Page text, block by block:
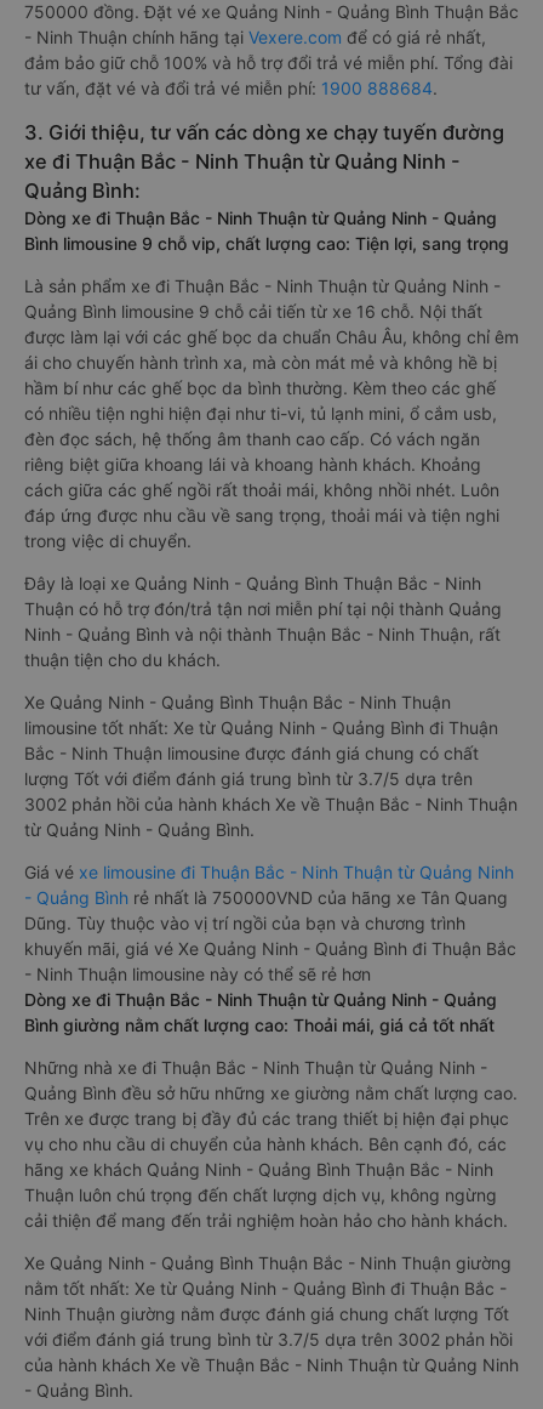
750000 đồng. Đặt vé xe Quảng Ninh - Quảng Bình Thuận Bắc
- Ninh Thuận chính hãng tại Vexere.com để có giá rẻ nhất,
đảm bảo giữ chỗ 100% và hỗ trợ đổi trả vé miễn phí. Tổng đài
tư vấn, đặt vé và đổi trả vé miễn phí: 1900 888684.
3. Giới thiệu, tư vấn các dòng xe chạy tuyến đường
xe đi Thuận Bắc - Ninh Thuận từ Quảng Ninh -
Quảng Bình:
Dòng xe đi Thuận Bắc - Ninh Thuận từ Quảng Ninh - Quảng
Bình limousine 9 chỗ vip, chất lượng cao: Tiện lợi, sang trọng
Là sản phẩm xe đi Thuận Bắc - Ninh Thuận từ Quảng Ninh -
Quảng Bình limousine 9 chỗ cải tiến từ xe 16 chỗ. Nội thất
được làm lại với các ghế bọc da chuẩn Châu Âu, không chỉ êm
ái cho chuyến hành trình xa, mà còn mát mẻ và không hề bị
hầm bí như các ghế bọc da bình thường. Kèm theo các ghế
có nhiều tiện nghi hiện đại như ti-vi, tủ lạnh mini, ổ cắm usb,
đèn đọc sách, hệ thống âm thanh cao cấp. Có vách ngăn
riêng biệt giữa khoang lái và khoang hành khách. Khoảng
cách giữa các ghế ngồi rất thoải mái, không nhồi nhét. Luôn
đáp ứng được nhu cầu về sang trọng, thoải mái và tiện nghi
trong việc di chuyển.
Đây là loại xe Quảng Ninh - Quảng Bình Thuận Bắc - Ninh
Thuận có hỗ trợ đón/trả tận nơi miễn phí tại nội thành Quảng
Ninh - Quảng Bình và nội thành Thuận Bắc - Ninh Thuận, rất
thuận tiện cho du khách.
Xe Quảng Ninh - Quảng Bình Thuận Bắc - Ninh Thuận
limousine tốt nhất: Xe từ Quảng Ninh - Quảng Bình đi Thuận
Bắc - Ninh Thuận limousine được đánh giá chung có chất
lượng Tốt với điểm đánh giá trung bình từ 3.7/5 dựa trên
3002 phản hồi của hành khách Xe về Thuận Bắc - Ninh Thuận
từ Quảng Ninh - Quảng Bình.
Giá vé xe limousine đi Thuận Bắc - Ninh Thuận từ Quảng Ninh
- Quảng Bình rẻ nhất là 750000VND của hãng xe Tân Quang
Dũng. Tùy thuộc vào vị trí ngồi của bạn và chương trình
khuyến mãi, giá vé Xe Quảng Ninh - Quảng Bình đi Thuận Bắc
- Ninh Thuận limousine này có thể sẽ rẻ hơn
Dòng xe đi Thuận Bắc - Ninh Thuận từ Quảng Ninh - Quảng
Bình giường nằm chất lượng cao: Thoải mái, giá cả tốt nhất
Những nhà xe đi Thuận Bắc - Ninh Thuận từ Quảng Ninh -
Quảng Bình đều sở hữu những xe giường nằm chất lượng cao.
Trên xe được trang bị đầy đủ các trang thiết bị hiện đại phục
vụ cho nhu cầu di chuyển của hành khách. Bên cạnh đó, các
hãng xe khách Quảng Ninh - Quảng Bình Thuận Bắc - Ninh
Thuận luôn chú trọng đến chất lượng dịch vụ, không ngừng
cải thiện để mang đến trải nghiệm hoàn hảo cho hành khách.
Xe Quảng Ninh - Quảng Bình Thuận Bắc - Ninh Thuận giường
nằm tốt nhất: Xe từ Quảng Ninh - Quảng Bình đi Thuận Bắc -
Ninh Thuận giường nằm được đánh giá chung chất lượng Tốt
với điểm đánh giá trung bình từ 3.7/5 dựa trên 3002 phản hồi
của hành khách Xe về Thuận Bắc - Ninh Thuận từ Quảng Ninh
- Quảng Bình.